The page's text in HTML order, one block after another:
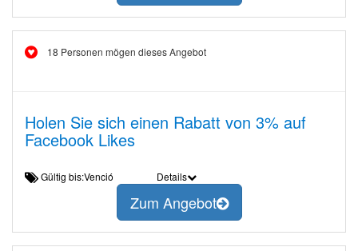
18 Personen mögen dieses Angebot
Holen Sie sich einen Rabatt von 3% auf
Facebook Likes
Gültig bis:Venció Details
Zum Angebot